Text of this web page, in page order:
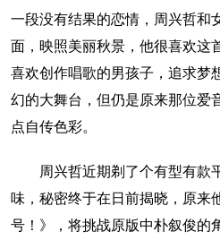
一段没有结果的恋情，周兴哲和
面，映照美丽秋景，他很喜欢这
喜欢创作唱歌的男孩子，追求梦
幻的大舞台，但仍是原来那位爱
点自传色彩。
周兴哲近期剃了个有型有款
味，秘密终于在日前揭晓，原来
号！》，将挑战原版中朴叙俊的